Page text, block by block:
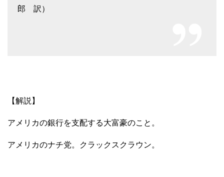
郎 訳）
【解説】
アメリカの銀行を支配する大富豪のこと。
アメリカのナチ党。クラックスクラウン。